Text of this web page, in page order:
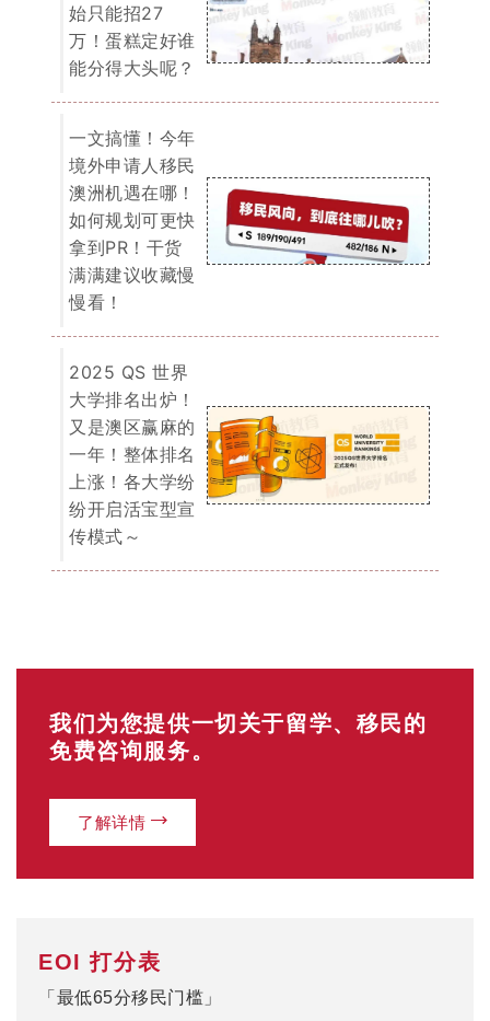
大学排名出炉！
又是澳区赢麻的
一年！整体排名
传模式～
我们为您提供一切关于留学、移民的
免费咨询服务。
了解详情
EOI 打分表
你的年龄？
18-24岁（25分）
25-32岁（30分）
40-44岁（15分）